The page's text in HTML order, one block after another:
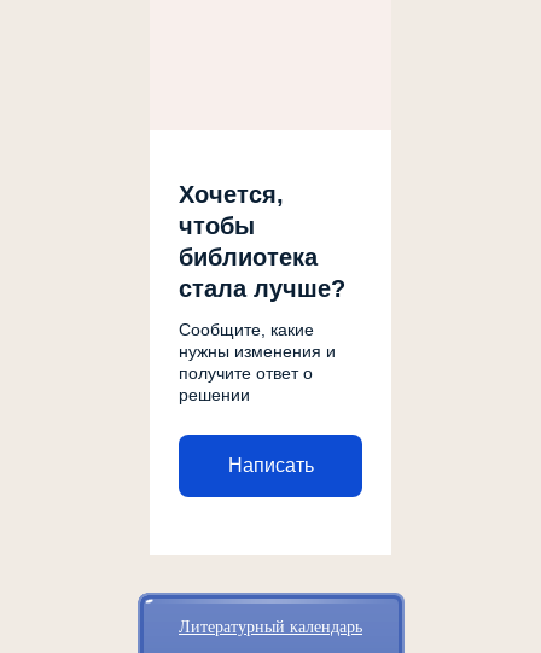
Хочется,
чтобы
библиотека
стала лучше?
Сообщите, какие
нужны изменения и
получите ответ о
решении
Написать
Литературный календарь